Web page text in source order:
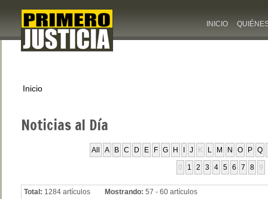
INICIO
Inicio
Noticiasal Día
All A B C D E F G H J K L M N O P Q
0 1 2 3 4 5 6 7 8 9
Total: 1284 artículos Mostrando: 57 - 60 artículos